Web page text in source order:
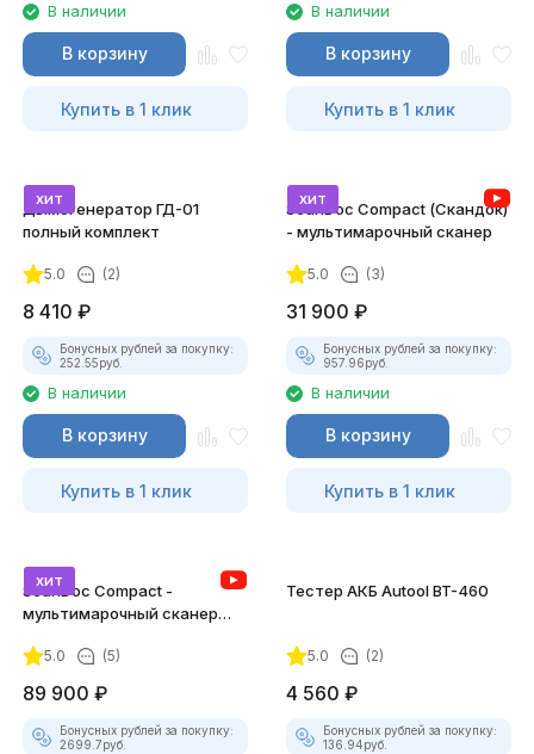
В наличии
В корзину
Купить в 1 клик
В наличии
В корзину
Купить в 1 клик
хит
Дымогенератор ГД-01
полный комплект
5.0 (2)
8 410 ₽
Бонусных рублей за покупку:
252.55руб.
В наличии
В корзину
Купить в 1 клик
хит
ScanDoc Compact (Скандок)
- мультимарочный сканер
5.0 (3)
31 900 ₽
Бонусных рублей за покупку:
957.96руб.
В наличии
В корзину
Купить в 1 клик
хит
ScanDoc Compact -
мультимарочный сканер
5.0 (5)
89 900 ₽
Бонусных рублей за покупку:
2699.7руб.
Тестер АКБ Autool BT-460
5.0 (2)
4 560 ₽
Бонусных рублей за покупку:
136.94руб.